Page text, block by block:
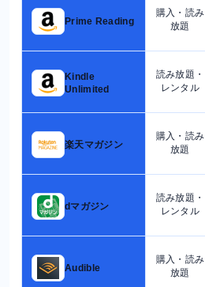
Prime Reading
購入・読み
放題
Kindle
Unlimited
読み放題・
レンタル
楽天マガジン
購入・読み
放題
dマガジン
読み放題・
レンタル
Audible
購入・読み
放題